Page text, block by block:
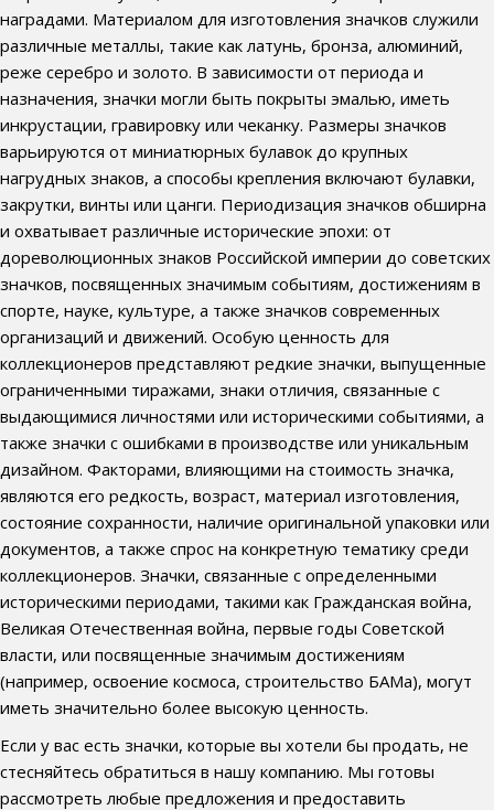
наградами. Материалом для изготовления значков служили
различные металлы, такие как латунь, бронза, алюминий,
реже серебро и золото. В зависимости от периода и
назначения, значки могли быть покрыты эмалью, иметь
инкрустации, гравировку или чеканку. Размеры значков
варьируются от миниатюрных булавок до крупных
нагрудных знаков, а способы крепления включают булавки,
закрутки, винты или цанги. Периодизация значков обширна
и охватывает различные исторические эпохи: от
дореволюционных знаков Российской империи до советских
значков, посвященных значимым событиям, достижениям в
спорте, науке, культуре, а также значков современных
организаций и движений. Особую ценность для
коллекционеров представляют редкие значки, выпущенные
ограниченными тиражами, знаки отличия, связанные с
выдающимися личностями или историческими событиями, а
также значки с ошибками в производстве или уникальным
дизайном. Факторами, влияющими на стоимость значка,
являются его редкость, возраст, материал изготовления,
состояние сохранности, наличие оригинальной упаковки или
документов, а также спрос на конкретную тематику среди
коллекционеров. Значки, связанные с определенными
историческими периодами, такими как Гражданская война,
Великая Отечественная война, первые годы Советской
власти, или посвященные значимым достижениям
(например, освоение космоса, строительство БАМа), могут
иметь значительно более высокую ценность.
Если у вас есть значки, которые вы хотели бы продать, не
стесняйтесь обратиться в нашу компанию. Мы готовы
рассмотреть любые предложения и предоставить